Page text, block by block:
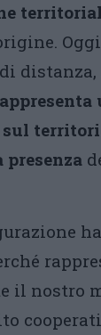
distanza,
presenza
il nostro